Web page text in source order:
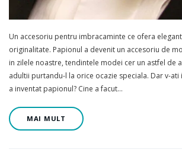
Un accesoriu pentru imbracaminte ce ofera
originalitate. Papionul a devenit un accesoriu de
in zilele noastre, tendintele modei cer un astfel de
adultii purtandu-l la orice ocazie speciala. Dar v-
a inventat papionul? Cine a facut…
MAI MULT